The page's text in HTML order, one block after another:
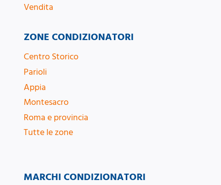
ZONE CONDIZIONATORI
Centro Storico
Parioli
Appia
Montesacro
Roma e provincia
Tutte le zone
Vendita
MARCHI CONDIZIONATORI